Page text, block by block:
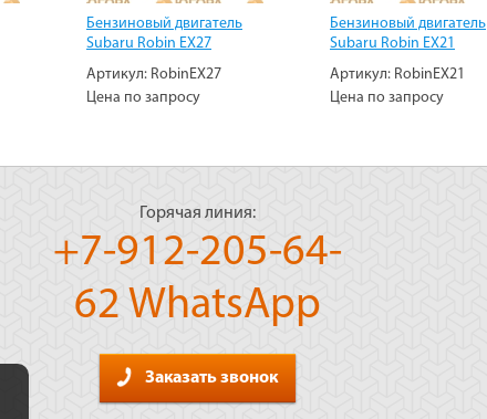
Бензиновый двигатель
Subaru Robin EX27
Артикул: RobinEX27
Цена по запросу
Бензиновый двигатель
Subaru Robin EX21
Артикул: RobinEX21
Цена по запросу
Горячая линия:
+7-912-205-64-
62 WhatsApp
Заказать звонок